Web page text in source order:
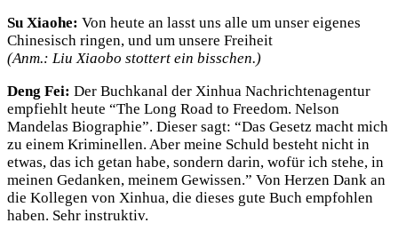
Su Xiaohe: Von heute an lasst uns alle um unser eigenes
Chinesisch ringen, und um unsere Freiheit
(Anm.: Liu Xiaobo stottert ein bisschen.)
Deng Fei: Der Buchkanal der Xinhua Nachrichtenagentur
empfiehlt heute “The Long Road to Freedom. Nelson
Mandelas Biographie”. Dieser sagt: “Das Gesetz macht mich
zu einem Kriminellen. Aber meine Schuld besteht nicht in
etwas, das ich getan habe, sondern darin, wofür ich stehe, in
meinen Gedanken, meinem Gewissen.” Von Herzen Dank an
die Kollegen von Xinhua, die dieses gute Buch empfohlen
haben. Sehr instruktiv.